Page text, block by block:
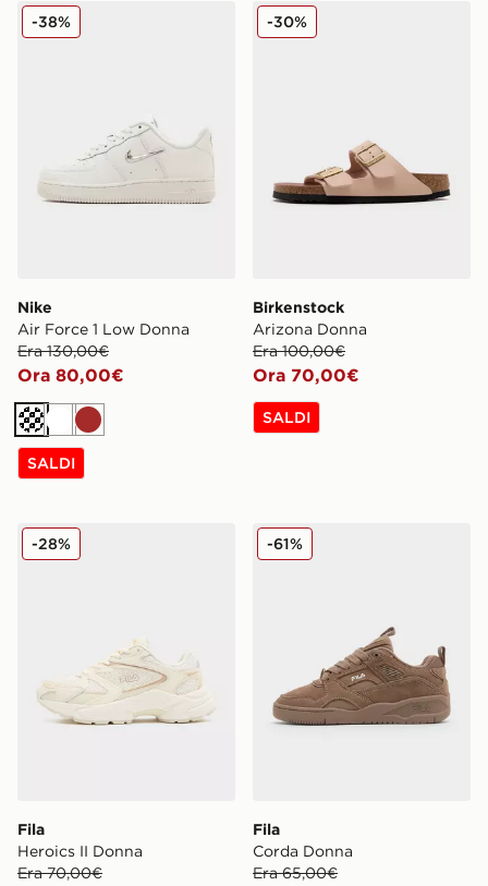
Nike Air Force 1 Low Donna
Nike
Air Force 1 Low Donna
Era 130,00€
Ora 80,00€
-38%
Crema
BiancoMarrone
SALDI
Birkenstock Arizona Donna
Birkenstock
Arizona Donna
Era 100,00€
Ora 70,00€
-30%
SALDI
Fila Heroics II Donna
Fila
Heroics II Donna
Era 70,00€
-28% Fila Corda Donna
Fila
Corda Donna
Era 65,00€
-61%